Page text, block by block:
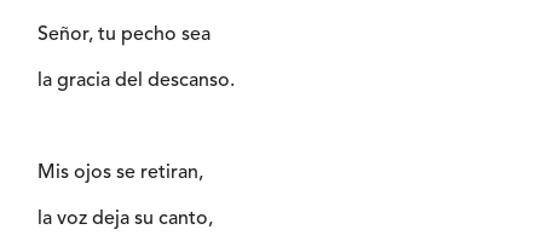
Señor, tu pecho sea
la gracia del descanso.
Mis ojos se retiran,
la voz deja su canto,